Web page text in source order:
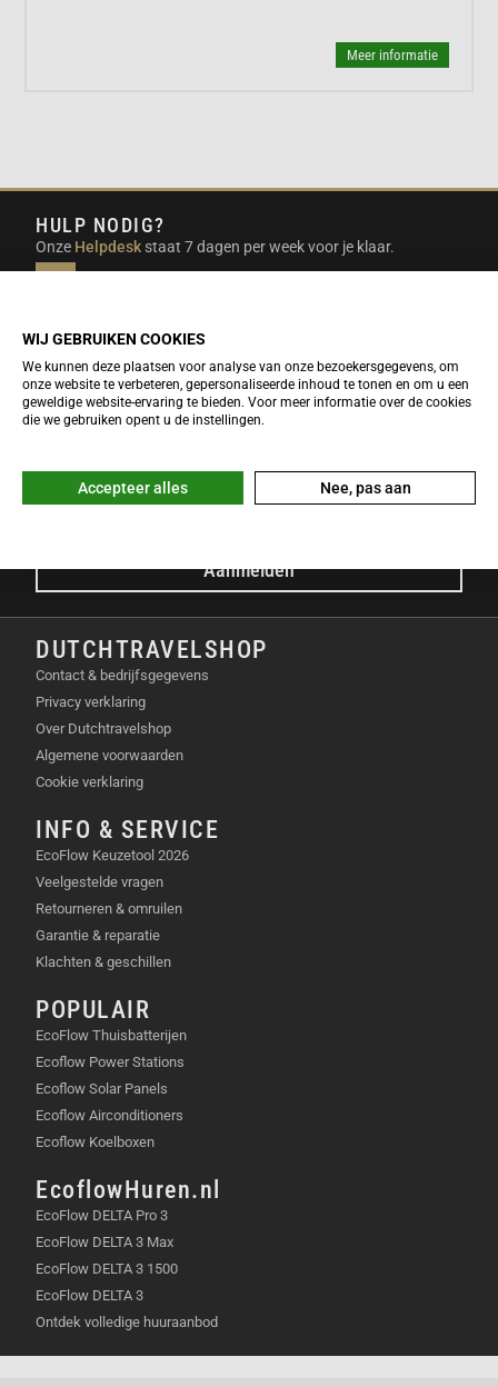
Meer informatie
HULP NODIG?
Onze Helpdesk staat 7 dagen per week voor je klaar.
beantwoorden.
NIEUWSBRIEF
Meld je nu gratis aan voor de DTS-Nieuwsbrief en ontvang het
E-mailadres
Aanmelden
DUTCHTRAVELSHOP
Contact & bedrijfsgegevens
Privacy verklaring
Over Dutchtravelshop
Algemene voorwaarden
Cookie verklaring
INFO & SERVICE
EcoFlow Keuzetool 2026
Veelgestelde vragen
Retourneren & omruilen
Garantie & reparatie
Klachten & geschillen
POPULAIR
EcoFlow Thuisbatterijen
Ecoflow Power Stations
Ecoflow Solar Panels
Ecoflow Airconditioners
Ecoflow Koelboxen
EcoflowHuren.nl
EcoFlow DELTA Pro 3
EcoFlow DELTA 3 Max
EcoFlow DELTA 3 1500
EcoFlow DELTA 3
Ontdek volledige huuraanbod
WIJ GEBRUIKEN COOKIES
We kunnen deze plaatsen voor analyse van onze bezoekersgegevens, om
onze website te verbeteren, gepersonaliseerde inhoud te tonen en om u een
geweldige website-ervaring te bieden. Voor meer informatie over de cookies
die we gebruiken opent u de instellingen.
Accepteer alles Nee, pas aan